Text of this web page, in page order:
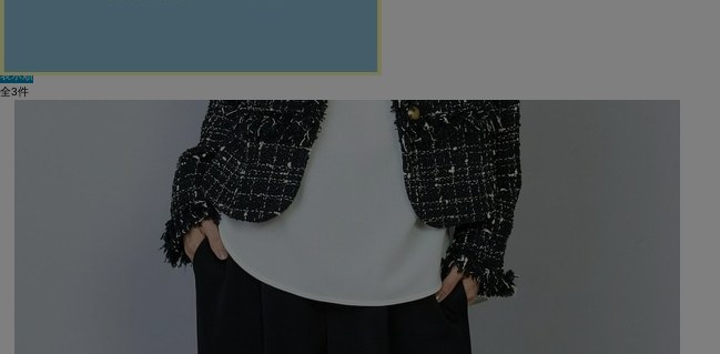
表示順
全3件